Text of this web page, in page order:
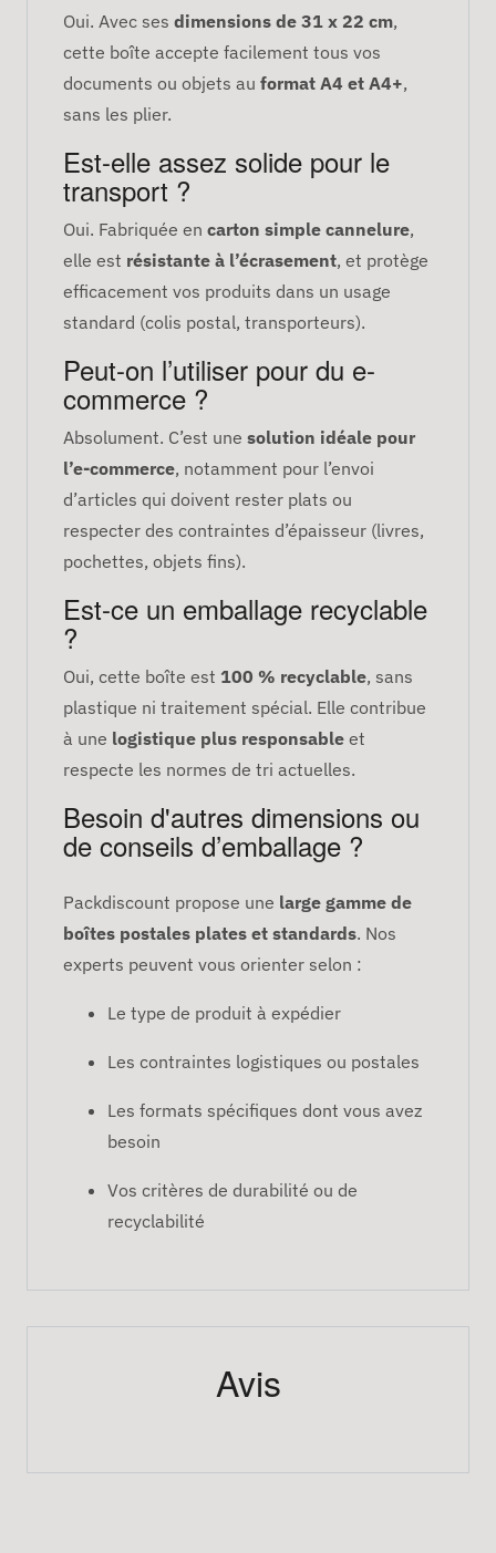
Oui. Avec ses dimensions de 31 x 22 cm,
cette boîte accepte facilement tous vos
documents ou objets au format A4 et A4+,
sans les plier.
Est-elle assez solide pour le
transport ?
Oui. Fabriquée en carton simple cannelure,
elle est résistante à l’écrasement, et protège
efficacement vos produits dans un usage
standard (colis postal, transporteurs).
Peut-on l’utiliser pour du e-
commerce ?
Absolument. C’est une solution idéale pour
l’e-commerce, notamment pour l’envoi
d’articles qui doivent rester plats ou
respecter des contraintes d’épaisseur (livres,
pochettes, objets fins).
Est-ce un emballage recyclable
?
Oui, cette boîte est 100 % recyclable, sans
plastique ni traitement spécial. Elle contribue
à une logistique plus responsable et
respecte les normes de tri actuelles.
Besoin d'autres dimensions ou
de conseils d’emballage ?
Packdiscount propose une large gamme de
boîtes postales plates et standards. Nos
experts peuvent vous orienter selon :
Le type de produit à expédier
Les contraintes logistiques ou postales
Les formats spécifiques dont vous avez
besoin
Vos critères de durabilité ou de
recyclabilité
Avis